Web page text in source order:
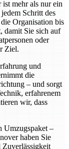
mehr als nur ein
Schritt des
Organisation bis
damit Sie sich auf
oder
Ziel.
und
die
– und sorgt
erfahrenem
wir, dass
Umzugspaket –
haben Sie
Zuverlässigkeit